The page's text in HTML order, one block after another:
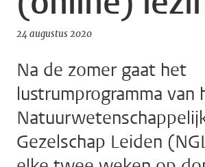
24 augustus 2020
Na de zomer gaat het
lustrumprogramma van
Gezelschap Leiden